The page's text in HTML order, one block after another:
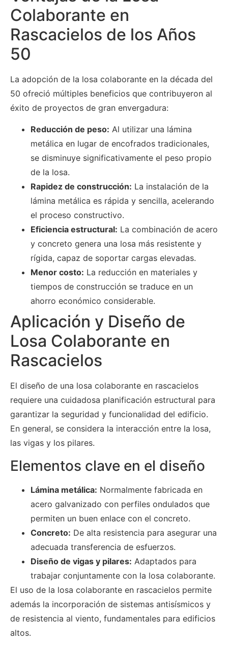
Colaborante en
Rascacielos de los Años
50
La adopción de la losa colaborante en la década del
50 ofreció múltiples beneficios que contribuyeron al
éxito de proyectos de gran envergadura:
Reducción de peso: Al utilizar una lámina
metálica en lugar de encofrados tradicionales,
se disminuye significativamente el peso propio
de la losa.
Rapidez de construcción: La instalación de la
lámina metálica es rápida y sencilla, acelerando
el proceso constructivo.
Eficiencia estructural: La combinación de acero
y concreto genera una losa más resistente y
rígida, capaz de soportar cargas elevadas.
Menor costo: La reducción en materiales y
tiempos de construcción se traduce en un
ahorro económico considerable.
Aplicación y Diseño de
Losa Colaborante en
Rascacielos
El diseño de una losa colaborante en rascacielos
requiere una cuidadosa planificación estructural para
garantizar la seguridad y funcionalidad del edificio.
En general, se considera la interacción entre la losa,
las vigas y los pilares.
Elementos clave en el diseño
Lámina metálica: Normalmente fabricada en
acero galvanizado con perfiles ondulados que
permiten un buen enlace con el concreto.
Concreto: De alta resistencia para asegurar una
adecuada transferencia de esfuerzos.
Diseño de vigas y pilares: Adaptados para
trabajar conjuntamente con la losa colaborante.
El uso de la losa colaborante en rascacielos permite
además la incorporación de sistemas antisísmicos y
de resistencia al viento, fundamentales para edificios
altos.